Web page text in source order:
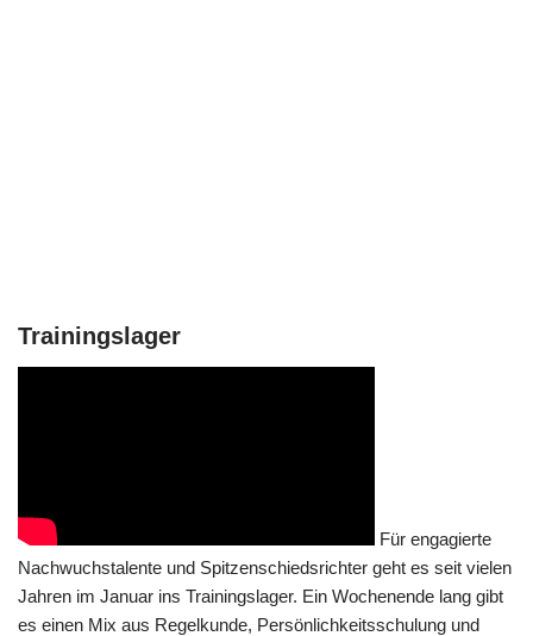
Trainingslager
Für engagierte
Nachwuchstalente und Spitzenschiedsrichter geht es seit vielen
Jahren im Januar ins Trainingslager. Ein Wochenende lang gibt
es einen Mix aus Regelkunde, Persönlichkeitsschulung und